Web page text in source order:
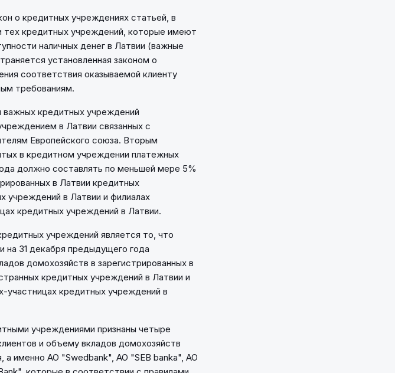
о кредитных учреждениях статьей, в
тех кредитных учреждений, которые имеют
наличных денег в Латвии (важные
установленная законом о
соответствия оказываемой клиенту
требованиям.
важных кредитных учреждений
в Латвии связанных с
Европейского союза. Вторым
в кредитном учреждении платежных
должно составлять по меньшей мере 5%
в Латвии кредитных
учреждений в Латвии и филиалах
кредитных учреждений в Латвии.
учреждений является то, что
31 декабря предыдущего года
домохозяйств в зарегистрированных в
кредитных учреждений в Латвии и
участницах кредитных учреждений в
учреждениями признаны четыре
и объему вкладов домохозяйств
именно АО "Swedbank", АО "SEB banka", АО